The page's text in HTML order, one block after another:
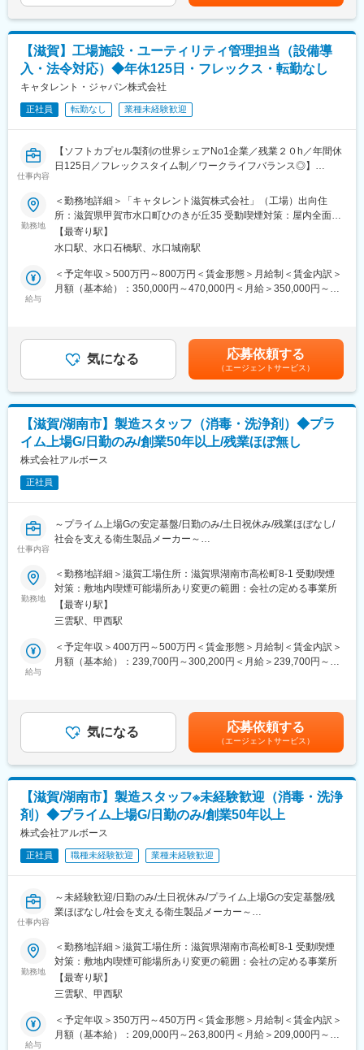
品質を生み出すものと考え、ハード、ソフトにわたる医薬品の生
産管理システムであるGMP、品質管理システムの国際標準規格で
あるISO9000シリーズを意識した品質管理を行なっています。
◎長年、学校現場や給食センター、その他スーパーマーケット市
場等での手洗石鹸、洗浄剤のシェア5割以上を誇ることからその製
品力の高さを伺うことができます。
変更の範囲：会社の定める業務
対象とした「食品関連分野」、
学校、官公庁、工場などを対象とする「一般事業所分野」、
病院、医院、医療機器メーカーを対象とする「医療関連分野」で
す。
営業の際には社用の車・社用携帯電話を使用して頂きます。
担当先は、基本的にエリア毎にわかれていますが、顧客に応じて
エリアに関係なく担当いただくこともあります。
し、活躍している方が多くいます。
他拠点や関係各部署との連携も少なくない事や、営業としても協
■特徴・魅力：
◎東証プライム上場の日本精化株式会社のグループ会社として同
社は「きれいをクリエイト」をスローガンに、洗浄・殺菌・消毒
など衛生に関する業務用製品と衛生管理システムを販売・提供し
ています。
中でも「アルボース石鹸液」のシェアは業界トップクラスを誇っ
くるのではなく設計から製造、検査、出荷に至る各工程で優れた
品質を生み出すものと考え、ハード、ソフトにわたる医薬品の生
産管理システムであるGMP、品質管理システムの国際標準規格で
◎長年、学校現場や給食センター、その他スーパーマーケット市
場等での手洗石鹸、洗浄剤のシェア5割以上を誇ることからその製
品力の高さを伺うことができます。
変更の範囲：会社の定める業務
手当を含めた表記です。
【滋賀】工場施設・ユーティリティ管理担当（設備導
入・法令対応）◆年休125日・フレックス・転勤なし
キャタレント・ジャパン株式会社
正社員 転勤なし 業種未経験歓迎
仕事内容
【ソフトカプセル製剤の世界シェアNo1企業／残業２０h／年間休
日125日／フレックスタイム制／ワークライフバランス◎】
★当社のポイント★
・グローバルにて80％以上のシェアを誇るソフトカプセル製剤の
製造メーカー！
・外資ながらも、落ち着いた社風です
・治験薬の梱包ラベリングのビジネスで、社員数も右肩上がりに
増員中！
勤務地：〒528-0068 滋賀県甲賀市水口町ひのきが丘35
事業内容：治験薬（臨床試験用医薬品）の包装・ラベリング
社の要件および関連当局の規制に沿った総合的な施設サービスを
提供する役割を担います。施設設備およびユーティリティに関す
る経験を活かして、トラブルシューティングや最適化を実施しま
す。
■詳細な業務内容：
・施設、ユーティリティ、バリデーション、継続的改善などの業
務をリードし、調整・指示・レビュー
・施設サイトマスタープランおよび各種図面変更を作成・更新
・主要施設設備の導入に関する仕様策定およびコスト見積り
・施設改修に必要な許認可を取得
・バリデーション活動全般を主導
・サイト全体の施設施策を立案・実行
・各種プロジェクトを調整し、優先順位を管理
・エンジニアの育成および年間評価へのフィードバック
・部署や役職の垣根なくコミュニケーションをとりながら業務を
遂行していただきます。一つの業務に特化せず、ご経験と意欲に
応じて幅広く様々な業務を担当いただけます。
・フレックスタイム制を導入しており非常に働きやすい環境で
す。
■当社について：
・医薬品・健康食品であるソフトカプセル製剤を製造していま
す。
変更の範囲：会社の定める業務
勤務地
＜勤務地詳細＞「キャタレント滋賀株式会社」（工場）出向住
所：滋賀県甲賀市水口町ひのきが丘35 受動喫煙対策：屋内全面禁
煙変更の範囲：会社の定める事業所
【最寄り駅】
水口駅、水口石橋駅、水口城南駅
給与
＜予定年収＞500万円～800万円＜賃金形態＞月給制＜賃金内訳＞
月額（基本給）：350,000円～470,000円＜月給＞350,000円～
気になる 応募依頼する
（エージェントサービス）
【滋賀/湖南市】製造スタッフ（消毒・洗浄剤）◆プラ
イム上場G/日勤のみ/創業50年以上/残業ほぼ無し
株式会社アルボース
正社員
仕事内容
～プライム上場Gの安定基盤/日勤のみ/土日祝休み/残業ほぼなし/
社会を支える衛生製品メーカー～
ります。
■業務内容：
学校や病院、官公庁、食品工場などで使用されるハンドソープや
業務用洗浄剤、消毒剤の製造業務をお任せします。主な業務は製
品の調合や充填作業ですが、製造ラインの管理や簡単なメンテナ
ンスもお任せします。
・原料の計量や投入作業
・洗浄剤や石鹸液の調合作業
・製品チェックや品質確認
・製造設備の洗浄、点検作業
入社後は原料の計量や機械操作、品質確認など基礎業務からスタ
ートし、先輩社員のサポートを受けながら徐々に担当領域を広げ
ていただきます。将来的には管理職としてキャリアアップするこ
とが可能です。
■環境：
20代～30代の若手社員が多く活躍しており、異業種からの転職者
る育成体制が整っています。
協力しながら生産を進めるチームワーク重視の職場で、分からな
いことも相談しやすい環境です。
・勤務時間は8:30～17:00の日勤のみ。夜勤や交替勤務はなく、生
活リズムを安定させながら働くことができます。
勤務地
＜勤務地詳細＞滋賀工場住所：滋賀県湖南市高松町8-1 受動喫煙
対策：敷地内喫煙可能場所あり変更の範囲：会社の定める事業所
【最寄り駅】
三雲駅、甲西駅
給与
＜予定年収＞400万円～500万円＜賃金形態＞月給制＜賃金内訳＞
月額（基本給）：239,700円～300,200円＜月給＞239,700円～
気になる 応募依頼する
（エージェントサービス）
【滋賀/湖南市】製造スタッフ※未経験歓迎（消毒・洗浄
剤）◆プライム上場G/日勤のみ/創業50年以上
株式会社アルボース
正社員 職種未経験歓迎 業種未経験歓迎
仕事内容
～未経験歓迎/日勤のみ/土日祝休み/プライム上場Gの安定基盤/残
業ほぼなし/社会を支える衛生製品メーカー～
■業務内容：
学校や病院、官公庁、食品工場などで使用されるハンドソープや
業務用洗浄剤、消毒剤の製造業務をお任せします。主な業務は製
品の調合や充填作業となり、製造未経験の方でも一から学べる環
境です。
勤務地
＜勤務地詳細＞滋賀工場住所：滋賀県湖南市高松町8-1 受動喫煙
対策：敷地内喫煙可能場所あり変更の範囲：会社の定める事業所
【最寄り駅】
三雲駅、甲西駅
給与
＜予定年収＞350万円～450万円＜賃金形態＞月給制＜賃金内訳＞
月額（基本給）：209,000円～263,800円＜月給＞209,000円～